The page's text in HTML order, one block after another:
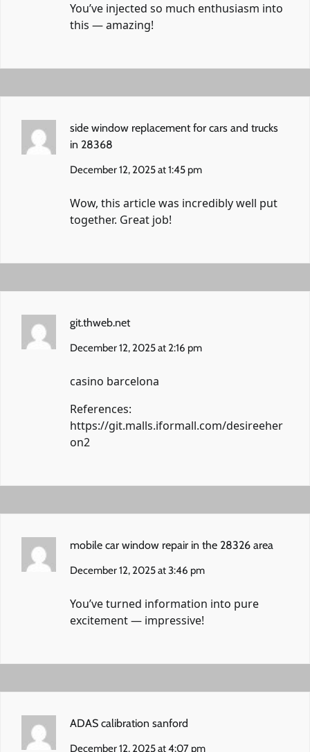
You’ve injected so much enthusiasm into
this — amazing!
side window replacement for cars and trucks
in 28368
December 12, 2025 at 1:45 pm
Wow, this article was incredibly well put
together. Great job!
git.thweb.net
December 12, 2025 at 2:16 pm
casino barcelona
References:
https://git.malls.iformall.com/desireeher
on2
mobile car window repair in the 28326 area
December 12, 2025 at 3:46 pm
You’ve turned information into pure
excitement — impressive!
ADAS calibration sanford
December 12, 2025 at 4:07 pm